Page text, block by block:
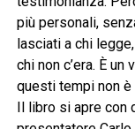
più personali,
lasciati a chi
chi non c’era. È
questi tempi non è
Il libro si apre